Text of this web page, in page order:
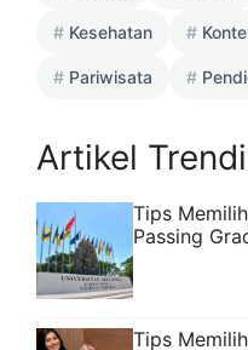
Kesehatan
Pariwisata
Artikel
Tips
Passing
Tips